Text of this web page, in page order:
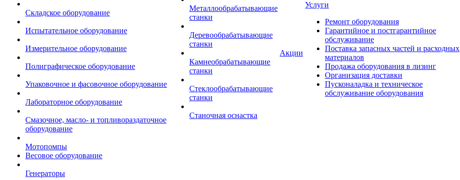
Складское оборудование
Испытательное оборудование
Измерительное оборудование
Полиграфическое оборудование
Упаковочное и фасовочное оборудование
Лабораторное оборудование
Смазочное, масло- и топливораздаточное
оборудование
Мотопомпы
Весовое оборудование
Генераторы
Металлообрабатывающие
станки
Деревообрабатывающие
станки
Камнеобрабатывающие
станки
Стеклообрабатывающие
станки
Станочная оснастка
Акции
Услуги
Ремонт оборудования
Гарантийное и постгарантийное
обслуживание
Поставка запасных частей и расходных
материалов
Продажа оборудования в лизинг
Организация доставки
Пусконаладка и техническое
обслуживание оборудования